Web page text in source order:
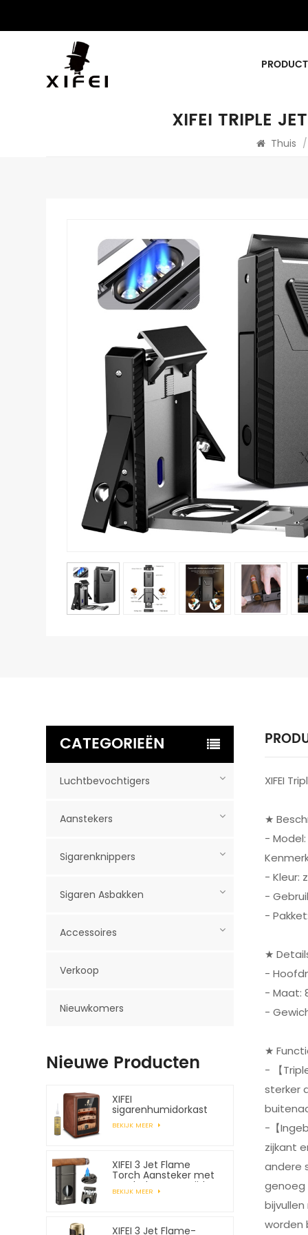
XIFEI TRIPLE
Thuis /
XIFEI
★
- Model:
- Kleur:
-
-
★
-
- Maat:
-
★
- 【
sterker
-【
zijkant
andere
genoeg
worden
CATEGORIEËN
Luchtbevochtigers
Aanstekers
Sigarenknippers
Sigaren Asbakken
Accessoires
Verkoop
Nieuwkomers
Nieuwe Producten
XIFEI
sigarenhumidorkast
biedt plaats aan
maximaal 150 sigaren
BEKIJK MEER
XIFEI 3 Jet Flame
Torch Aansteker met
veerbelaste V-snijder
BEKIJK MEER
XIFEI 3 Jet Flame-